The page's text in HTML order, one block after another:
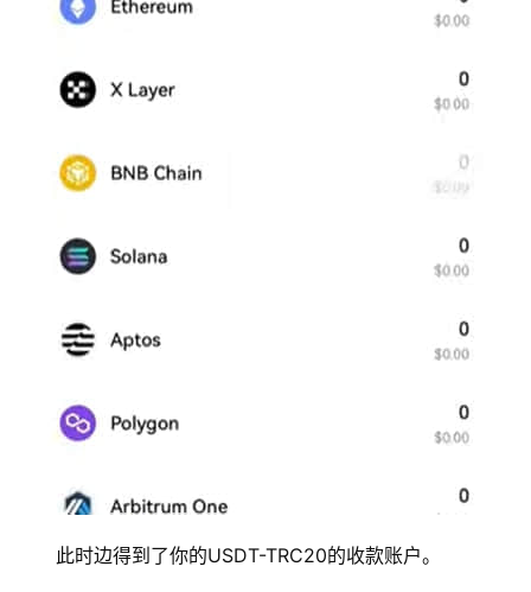
此时边得到了你的USDT-TRC20的收款账户。